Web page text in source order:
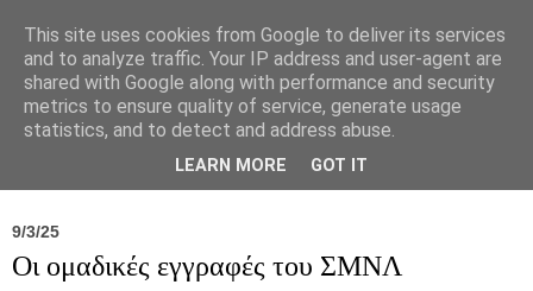
Σύλλογος Ιπποκράτειος
9/3/25
Οι ομαδικές εγγραφές του ΣΜΝΛ
This site uses cookies from Google to deliver its services
and to analyze traffic. Your IP address and user-agent are
shared with Google along with performance and security
metrics to ensure quality of service, generate usage
statistics, and to detect and address abuse.
LEARN MORE GOT IT